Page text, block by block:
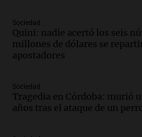
Audio.
un imperdible cordobés
amantes de la astronomía
Amamos los Domingos
la historia del club de
revolucionado por
Amamos los Domingos
Sociedad
Quini: nadie acertó los seis
millones de dólares se
apostadores
Sociedad
Tragedia en Córdoba: murió
años tras el ataque de un